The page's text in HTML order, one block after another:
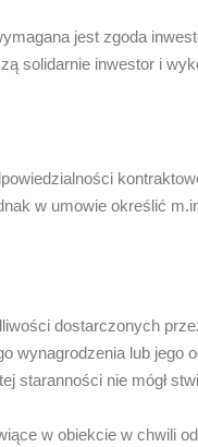
jest zgoda
solidarnie inwestor i
w umowie określić
dostarczonych
lub jego
staranności nie mógł
w obiekcie w chwili